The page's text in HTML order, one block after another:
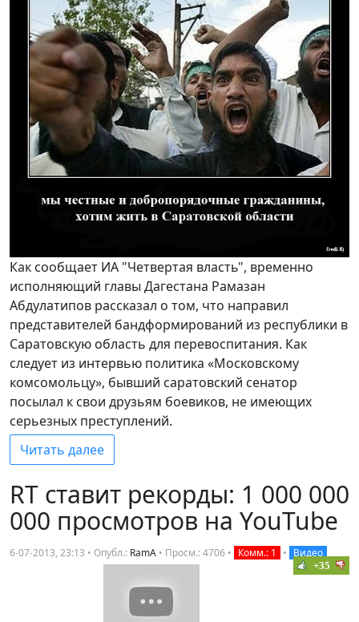
Как сообщает ИА "Четвертая власть", временно
исполняющий главы Дагестана Рамазан
Абдулатипов рассказал о том, что направил
представителей бандформирований из республики в
Саратовскую область для перевоспитания. Как
следует из интервью политика «Московскому
комсомольцу», бывший саратовский сенатор
посылал к свои друзьям боевиков, не имеющих
серьезных преступлений.
Читать далее
RT ставит рекорды: 1 000 000
000 просмотров на YouTube
6-07-2013, 23:13 • Опубл.: RamA • Просм.: 4706 • Комм.: 1 • Видео
+35